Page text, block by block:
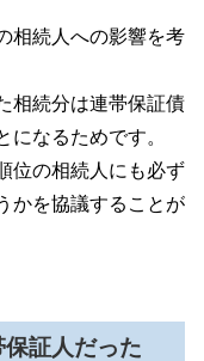
相続人への影響を考
相続分は連帯保証債
なるためです。
位の相続人にも必ず
かを協議することが
証人だった